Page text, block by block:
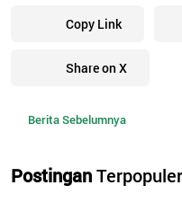
Copy Link
Share on X
Berita Sebelumnya
PostinganTerpopuler